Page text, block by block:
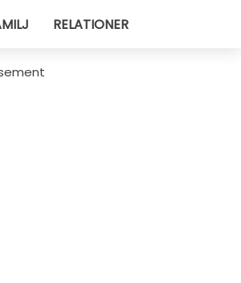
RELATIONER